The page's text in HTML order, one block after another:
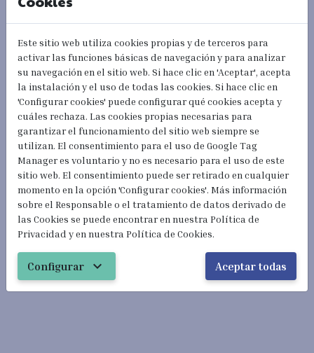
#hazloBien #doitRight
Este sitio web utiliza cookies propias y de terceros para
activar las funciones básicas de navegación y para analizar
su navegación en el sitio web. Si hace clic en 'Aceptar', acepta
la instalación y el uso de todas las cookies. Si hace clic en
'Configurar cookies' puede configurar qué cookies acepta y
cuáles rechaza. Las cookies propias necesarias para
garantizar el funcionamiento del sitio web siempre se
utilizan. El consentimiento para el uso de Google Tag
Manager es voluntario y no es necesario para el uso de este
sitio web. El consentimiento puede ser retirado en cualquier
momento en la opción 'Configurar cookies'. Más información
sobre el Responsable o el tratamiento de datos derivado de
las Cookies se puede encontrar en nuestra Política de
Privacidad y en nuestra Política de Cookies.
Configurar expand_more Aceptar todas